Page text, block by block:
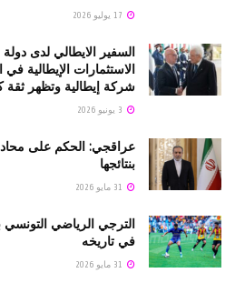
السفير الايطالي لدى دولة
شركة إيطالية وتظهر ثقة
عراقجي: الحكم على
بنتائجها
في تاريخه